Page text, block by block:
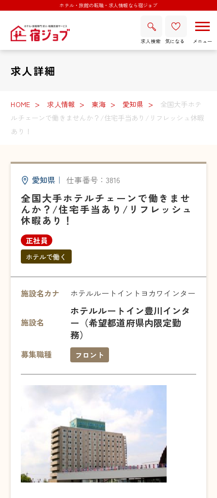
ホテル・旅館の転職・求人情報なら宿ジョブ
求人検索 気になる
求人詳細
HOME 求人情報 東海 愛知県
全国大手ホテ
ルチェーンで働きませんか？/住宅手当あり/リフレッシュ休暇
あり！
愛知県 ｜ 仕事番号：3816
全国大手ホテルチェーンで働きませ
んか？/住宅手当あり/リフレッシュ
休暇あり！
正社員
ホテルで働く
施設名カナ ホテルルートイントヨカワインター
施設名
ホテルルートイン豊川インタ
ー（希望都道府県内限定勤
務）
募集職種 フロント